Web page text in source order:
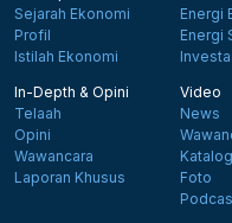
Sejarah Ekonomi
Profil
Istilah Ekonomi
Energi
Energi
In-Depth & Opini
Telaah
Opini
Wawancara
Laporan Khusus
Video
News
Foto